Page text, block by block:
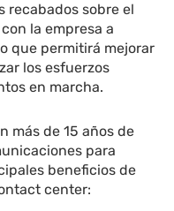
recabados sobre el
la empresa a
que permitirá mejorar
los esfuerzos
en marcha.
más de 15 años de
para
beneficios de
center: